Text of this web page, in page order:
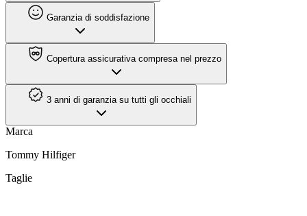
Garanzia di soddisfazione
Copertura assicurativa compresa nel prezzo
3 anni di garanzia su tutti gli occhiali
Marca
Tommy Hilfiger
Taglie